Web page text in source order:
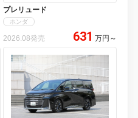
プレリュード
ホンダ
2026.08発売 631 万円 ～